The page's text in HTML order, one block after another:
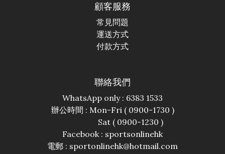
顧客服務
常見問題
運送方式
付款方式
聯絡我們
WhatsApp only : 6383 1533
辦公時間 : Mon-Fri ( 0900-1730 )
Sat ( 0900-1230 )
Facebook : sportsonlinehk
電郵 : sportonlinehk@hotmail.com